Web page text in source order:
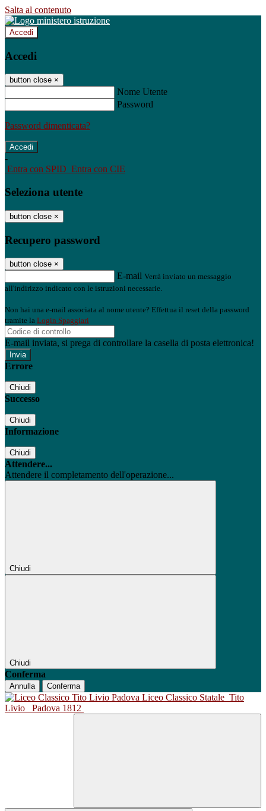
Salta al contenuto
Accedi
Accedi
button close ×
Nome Utente
Password
Password dimenticata?
-
Entra con SPID Entra con CIE
Seleziona utente
button close ×
Recupero password
button close ×
E-mail Verrà inviato un messaggio
all'indirizzo indicato con le istruzioni necessarie.
Non hai una e-mail associata al nome utente? Effettua il reset della password
tramite la Login Spaggiari
E-mail inviata, si prega di controllare la casella di posta elettronica!
Errore
Chiudi
Successo
Chiudi
Informazione
Chiudi
Attendere...
Attendere il completamento dell'operazione...
Chiudi
Chiudi
Conferma
Annulla Conferma
Liceo Classico Statale Tito
Livio
Padova 1812